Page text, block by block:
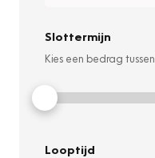
Slottermijn
Kies een bedrag tussen
Looptijd